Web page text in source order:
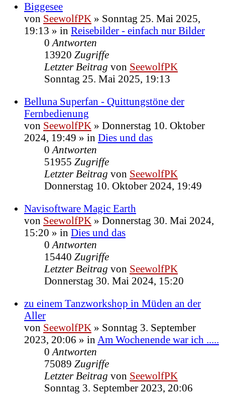
Biggesee
von SeewolfPK » Sonntag 25. Mai 2025,
19:13 » in Reisebilder - einfach nur Bilder
0 Antworten
13920 Zugriffe
Letzter Beitrag von SeewolfPK
Sonntag 25. Mai 2025, 19:13
Belluna Superfan - Quittungstöne der
Fernbedienung
von SeewolfPK » Donnerstag 10. Oktober
2024, 19:49 » in Dies und das
0 Antworten
51955 Zugriffe
Letzter Beitrag von SeewolfPK
Donnerstag 10. Oktober 2024, 19:49
Navisoftware Magic Earth
von SeewolfPK » Donnerstag 30. Mai 2024,
15:20 » in Dies und das
0 Antworten
15440 Zugriffe
Letzter Beitrag von SeewolfPK
Donnerstag 30. Mai 2024, 15:20
zu einem Tanzworkshop in Müden an der
Aller
von SeewolfPK » Sonntag 3. September
2023, 20:06 » in Am Wochenende war ich .....
0 Antworten
75089 Zugriffe
Letzter Beitrag von SeewolfPK
Sonntag 3. September 2023, 20:06